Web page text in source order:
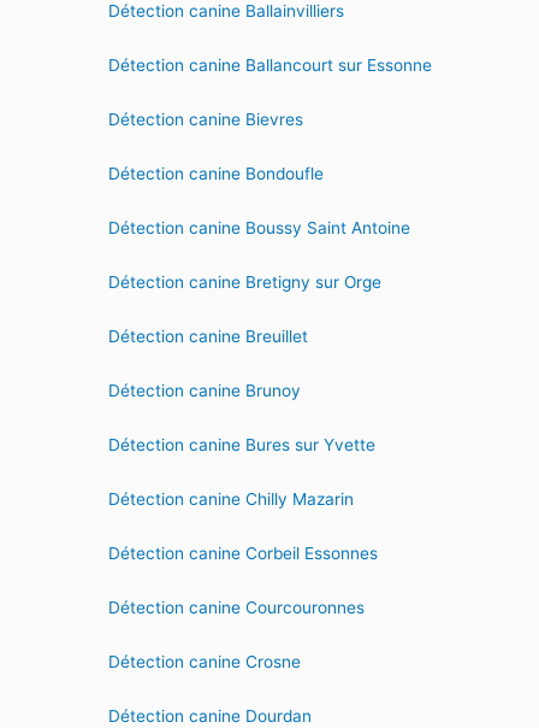
Détection canine Ballainvilliers
Détection canine Ballancourt sur Essonne
Détection canine Bievres
Détection canine Bondoufle
Détection canine Boussy Saint Antoine
Détection canine Bretigny sur Orge
Détection canine Breuillet
Détection canine Brunoy
Détection canine Bures sur Yvette
Détection canine Chilly Mazarin
Détection canine Corbeil Essonnes
Détection canine Courcouronnes
Détection canine Crosne
Détection canine Dourdan